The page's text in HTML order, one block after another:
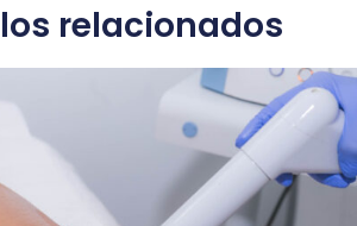
relacionados